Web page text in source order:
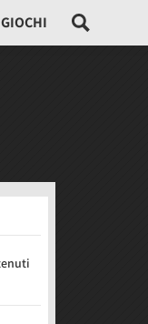
GIOCHI